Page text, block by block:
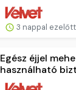
3 nappal ezelőtt
Egész éjjel
használható